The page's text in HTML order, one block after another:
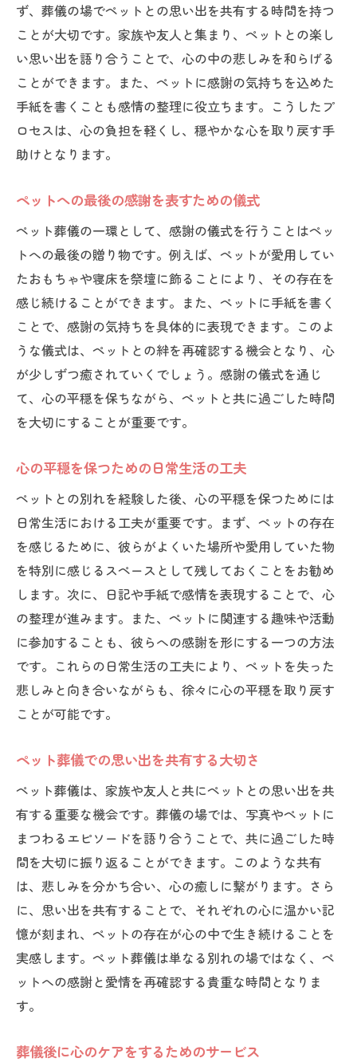
ペットロスと向き合うためのセルフケア
感情の日記をつける重要性
友人や家族と感情を共有する方法
ペットの思い出を大切にするための供養方法
思い出を形に残すためのメモリアルアイデ
ペットとの思い出を共有するためのイベン
ト
写真やビデオで思い出を振り返る方法
供養を通じて得られる心の安らぎ
ペットに捧げる手紙を書く意義
ペット葬儀で悲しみを癒すための具体的なアド
バイス
心を込めた葬儀を行うための準備
ペットに対する感謝の気持ちを伝える方法
悲しみを和らげるための環境作り
時間をかけて心の傷を癒すプロセス
ペットへの愛情を形にするための活動
家族や友人とのコミュニケーションで心を癒や
す方法
ペットの思い出を語り合う場の設定
共感し合うことで得られる心の支え
コミュニティでのペットロス共有の意義
家族と一緒に悲しみを乗り越える方法
友人からのサポートを受けるメリット
ペットの遺骨をどうするかの選択肢とその影響
遺骨を家で保管するメリットとデメリット
埋葬方法の違いとそれぞれの影響
メモリアルジュエリーの活用法
遺骨を自然に還すための選択肢
遺骨をどう扱うかで心に与える影響
宗教や文化に基づく遺骨の取り扱い方
ペットロスによるストレスを軽減するリラック
ス方法
自然の中で過ごすことで得られる心の安ら
ず、葬儀の場でペットとの思い出を共有する時間を持つ
ことが大切です。家族や友人と集まり、ペットとの楽し
い思い出を語り合うことで、心の中の悲しみを和らげる
ことができます。また、ペットに感謝の気持ちを込めた
手紙を書くことも感情の整理に役立ちます。こうしたプ
ロセスは、心の負担を軽くし、穏やかな心を取り戻す手
助けとなります。
ペットへの最後の感謝を表すための儀式
ペット葬儀の一環として、感謝の儀式を行うことはペッ
トへの最後の贈り物です。例えば、ペットが愛用してい
たおもちゃや寝床を祭壇に飾ることにより、その存在を
感じ続けることができます。また、ペットに手紙を書く
ことで、感謝の気持ちを具体的に表現できます。このよ
うな儀式は、ペットとの絆を再確認する機会となり、心
が少しずつ癒されていくでしょう。感謝の儀式を通じ
て、心の平穏を保ちながら、ペットと共に過ごした時間
を大切にすることが重要です。
心の平穏を保つための日常生活の工夫
ペットとの別れを経験した後、心の平穏を保つためには
日常生活における工夫が重要です。まず、ペットの存在
を感じるために、彼らがよくいた場所や愛用していた物
を特別に感じるスペースとして残しておくことをお勧め
します。次に、日記や手紙で感情を表現することで、心
の整理が進みます。また、ペットに関連する趣味や活動
に参加することも、彼らへの感謝を形にする一つの方法
です。これらの日常生活の工夫により、ペットを失った
悲しみと向き合いながらも、徐々に心の平穏を取り戻す
ことが可能です。
ペット葬儀での思い出を共有する大切さ
ペット葬儀は、家族や友人と共にペットとの思い出を共
有する重要な機会です。葬儀の場では、写真やペットに
まつわるエピソードを語り合うことで、共に過ごした時
間を大切に振り返ることができます。このような共有
は、悲しみを分かち合い、心の癒しに繋がります。さら
に、思い出を共有することで、それぞれの心に温かい記
憶が刻まれ、ペットの存在が心の中で生き続けることを
実感します。ペット葬儀は単なる別れの場ではなく、ペ
ットへの感謝と愛情を再確認する貴重な時間となりま
す。
葬儀後に心のケアをするためのサービス